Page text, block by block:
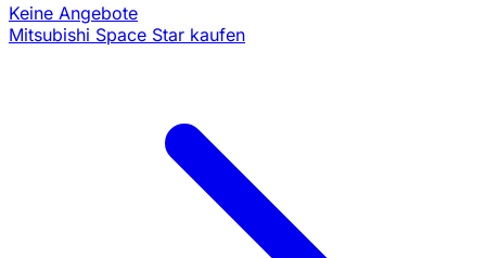
Keine Angebote
Mitsubishi Space Star kaufen